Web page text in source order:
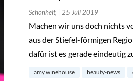
Schönheit, | 25 Juli 2019
Machen wir uns doch nichts
aus der Stiefel-förmigen
dafür ist es gerade eindeutig
amy winehouse beauty-news